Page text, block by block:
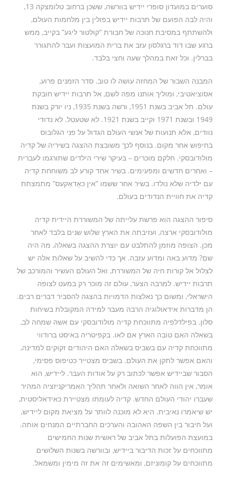
סוערים במועדון סופרי יידיש בוורשה, ששכן ברחוב טלומצקה 13,
והיה לבה הפועם של תרבות יידיש בפולין בין מלחמות העולם,
ולהשתתף במסיבת חנוכה של חבורת “קולטור ליגע” בקייב, ממש
ברגע שבו דוד ברגלסון עזב את ברית המועצות ועבר להתגורר
בברלין. וכל זאת במהלך שעה וחצי בלבד.
המבנה השבור של המחזה עושה לו טוב. סדר הזמנים פרוע,
אסוציאטיבי, ומוליך אותנו מפה לשם, אל תרבות יידיש חובקת
עולם. תל אביב בשנת 1951, ורשה בשנת 1935, ניו יורק בשנת
1949 ובשנת 1971 וקייב בשנת 1921. לא שטעטל. לא נדודי
נוודים, אלא תנועות של אנשי העולם הגדול על פני הגלובוס
בחיפוש אחר מקום. בנוסף לכך משובצת ההצגה בשיריה של קדיה
מולודובסקי. חלקם מוכרים – בעיקר שירי הילדים שתורגמו לעברית
– ואחרים חדשים ומפעימים. בשיר אחד קורע לב משוחחת קדיה
עם ילדיה שלא נולדו. בשיר אחר ששמו “אין כאָדאַקעס” מתמצתת
קדיה את חוויית הנדודים בעולם.
סיפור ההצגה הוא פרשת עלייתה של המשוררת היידית קדיה
מולודובסקי ארצה, ועזיבתה את הארץ שלוש שנים בלבד לאחר
מכן. הצופה מוזמן להתלבט עם יוצרת ההצגה בשאלה, מה היה
שם? מדוע באה ומדוע עזבה. אך כדי להשיב על שאלות אלה יש
לצלול אל קורות חיה של המשוררת, ואל העולם העשיר והמורכב של
תרבות יידיש. למרבה הצער, עולם זה מוכר רק במעט לצופה
הישראלי, ומשום כך נאלצות הדמויות בהצגה להסביר דברים רבים.
הן מדברות אידאולוגיה הרבה מעבר למידה המקובלת בשיחות
סלון. בפילדלפיה מתווכחת קדיה מולודובסקי עם אשהּ שמחה לב,
בשאלה האם טובה הארץ אם לאו. בקפיטריה באיסט ברודווי
מתווכחת קדיה עם בשביס בשאלה האם היהודים זקוקים למדינה,
והאם אפשר לתקן את העולם. בשביס מצטייר כטיפוס פסימי,
הסבור שביידיש אפשר לכתוב רק על אודות העבר. ליידיש, הוא
אומר, אין הווה לאחר השואה ולאחר תהליך האמריקניזציה המהיר
שעברו יהודי העולם החדש. קדיה לעומתו מצטיירת כאידאליסטית,
יש שיאמרו נאיבית. היא לא מוכנה לוותר על מציאת מקום ליידיש,
ועל חיבור בין השפה האהובה והערכים החברתיים המנחים אותה.
במועצת הפועלות בתל אביב של ראשית שנות החמישים
מתווכחים על זכות הדיבור ביידיש, ובוורשה בשנות השלושים
מתווכחים על קומוניזם, ומאשימים זה את זה מימין ומשמאל.